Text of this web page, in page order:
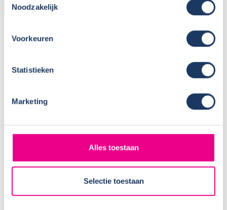
Noodzakelijk
Voorkeuren
Statistieken
Marketing
Alles toestaan
Selectie toestaan
CAMPER
Onderstel:
Versnellingen:
Max. gewicht:
Transmissie:
Automaat
Aantal zitplaatsen:
4
Zitplaatsen met gordel:4
Isofix:
Aantal slaapplaatsen:
2